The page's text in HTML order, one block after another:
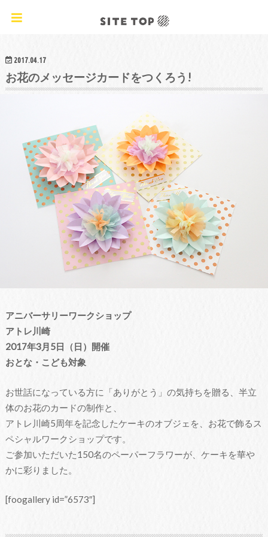
2017.04.17
お花のメッセージカードをつくろう!
アニバーサリーワークショップ
アトレ川崎
2017年3月5日（日）開催
おとな・こども対象
お世話になっている方に「ありがとう」の気持ちを贈る、半立
体のお花のカードの制作と、
アトレ川崎5周年を記念したケーキのオブジェを、お花で飾るス
ペシャルワークショップです。
ご参加いただいた150名のペーパーフラワーが、ケーキを華や
かに彩りました。
[foogallery id=”6573″]